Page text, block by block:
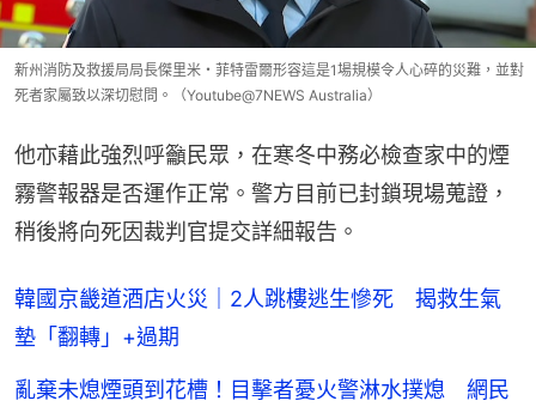
新州消防及救援局局長傑里米・菲特雷爾形容這是1場規模令人心碎的災難，並對
死者家屬致以深切慰問。（Youtube@7NEWS Australia）
他亦藉此強烈呼籲民眾，在寒冬中務必檢查家中的煙
霧警報器是否運作正常。警方目前已封鎖現場蒐證，
稍後將向死因裁判官提交詳細報告。
韓國京畿道酒店火災｜2人跳樓逃生慘死 揭救生氣
墊「翻轉」+過期
亂棄未熄煙頭到花槽！目擊者憂火警淋水撲熄 網民